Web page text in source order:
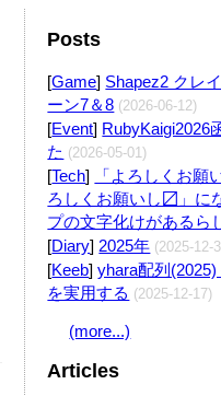
Posts
[Game] Shapez2 クレ
ーン7＆8 (2026-06-12)
[Event] RubyKaigi2026
た (2026-05-01)
[Tech]
「よろしくお願
ろしくお願いし〼」に
プの文字化けがあるら
[Diary] 2025年 (2025-12-
[Keeb]yhara配列
を実用する (2025-12-17)
(more...)
Articles